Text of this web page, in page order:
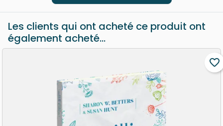
Les clients qui ont acheté ce produit ont
également acheté...
favorite_border